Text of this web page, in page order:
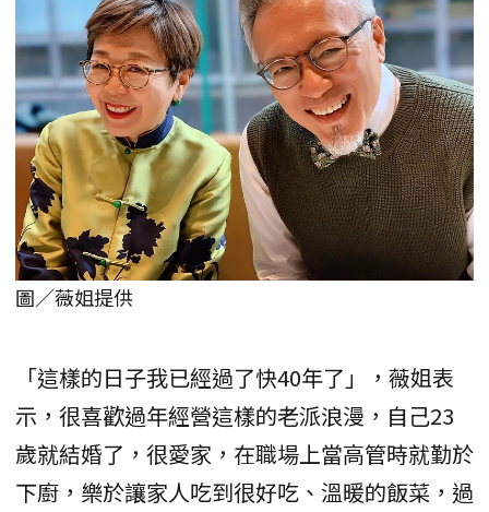
圖／薇姐提供
「這樣的日子我已經過了快40年了」，薇姐表
示，很喜歡過年經營這樣的老派浪漫，自己23
歲就結婚了，很愛家，在職場上當高管時就勤於
下廚，樂於讓家人吃到很好吃、溫暖的飯菜，過